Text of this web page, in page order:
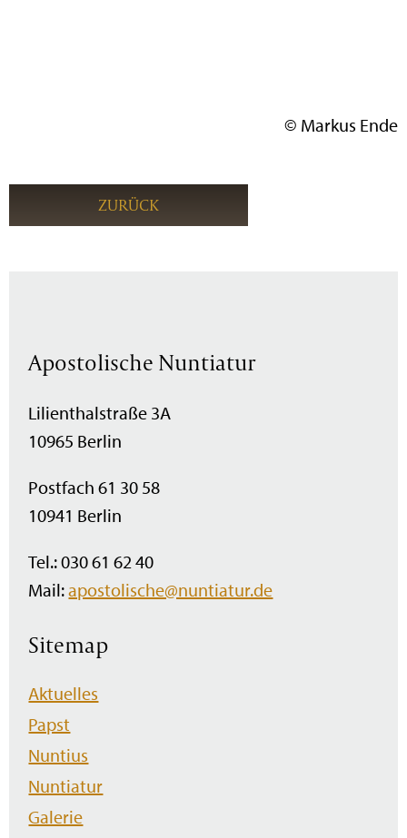
© Markus Ende
ZURÜCK
Apostolische Nuntiatur
Lilienthalstraße 3A
10965 Berlin
Postfach 61 30 58
10941 Berlin
Tel.: 030 61 62 40
Mail:apostolische@nuntiatur.de
Sitemap
Navigation
überspringen
Aktuelles
Papst
Nuntius
Nuntiatur
Galerie